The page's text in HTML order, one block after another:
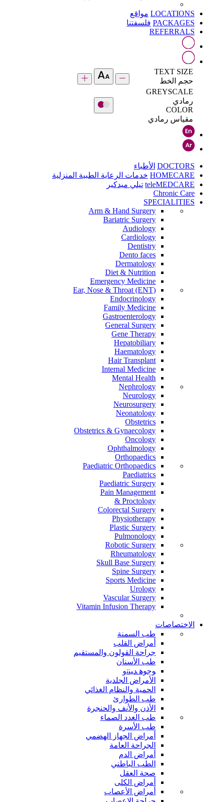
LOCATIONS مواقع
PACKAGES فلسفتنا
REFERRALS
TEXT SIZE
حجم الخط
GREYSCALE
رمادي
COLOR
مقياس رمادي
DOCTORS الأطباء
HOMECARE خدمات الرعاية الطبية المنزلية
teleMEDCARE تيلي ميدكير
Chronic Care
SPECIALITIES
Arm & Hand Surgery
Bariatric Surgery
Audiology
Cardiology
Dentistry
Dento faces
Dermatology
Diet & Nutrition
Emergency Medicine
Ear, Nose & Throat (ENT)
Endocrinology
Family Medicine
Gastroenterology
General Surgery
Gene Therapy
Hepatobiliary
Haematology
Hair Transplant
Internal Medicine
Mental Health
Nephrology
Neurology
Neurosurgery
Neonatology
Obstetrics
Obstetrics & Gynaecology
Oncology
Ophthalmology
Orthopaedics
Paediatric Orthopaedics
Paediatrics
Paediatric Surgery
Pain Management
Proctology &
Colorectal Surgery
Physiotherapy
Plastic Surgery
Pulmonology
Robotic Surgery
Rheumatology
Skull Base Surgery
Spine Surgery
Sports Medicine
Urology
Vascular Surgery
Vitamin Infusion Therapy
الاختصاصات
طب السمنة
أمراض القلب
جراحة القولون والمستقيم
طب الأسنان
ﻮﺟﻮﻫ ﺪﻴﻨﺗﻭ
الأمراض الجلدية
الحمية والنظام الغذائي
طب الطوارئ
الأذن والأنف والحنجرة
طب الغدد الصماء
طب الأسرة
أمراض الجهاز الهضمي
الجراحة العامة
أمراض الدم
الطب الباطني
صحة العقل
أمراض الكلى
أمراض الأعصاب